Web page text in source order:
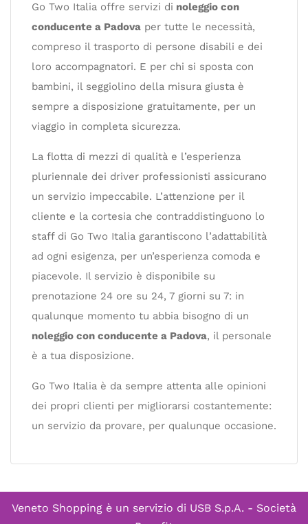
Go Two Italia offre servizi di noleggio con
conducente a Padova per tutte le necessità,
compreso il trasporto di persone disabili e dei
loro accompagnatori. E per chi si sposta con
bambini, il seggiolino della misura giusta è
sempre a disposizione gratuitamente, per un
viaggio in completa sicurezza.
La flotta di mezzi di qualità e l’esperienza
pluriennale dei driver professionisti assicurano
un servizio impeccabile. L’attenzione per il
cliente e la cortesia che contraddistinguono lo
staff di Go Two Italia garantiscono l’adattabilità
ad ogni esigenza, per un’esperienza comoda e
piacevole. Il servizio è disponibile su
prenotazione 24 ore su 24, 7 giorni su 7: in
qualunque momento tu abbia bisogno di un
noleggio con conducente a Padova, il personale
è a tua disposizione.
Go Two Italia è da sempre attenta alle opinioni
dei propri clienti per migliorarsi costantemente:
un servizio da provare, per qualunque occasione.
Veneto Shopping è un servizio di USB S.p.A. - Società